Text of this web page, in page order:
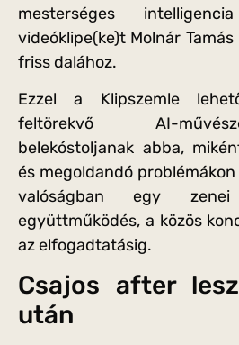
mesterséges
videóklipe(ke)t Molnár
friss dalához.
Ezzel a Klipszemle
feltörekvő AI-
belekóstoljanak abba,
és megoldandó
valóságban egy
együttműködés, a közös
az elfogadtatásig.
Csajos after
után